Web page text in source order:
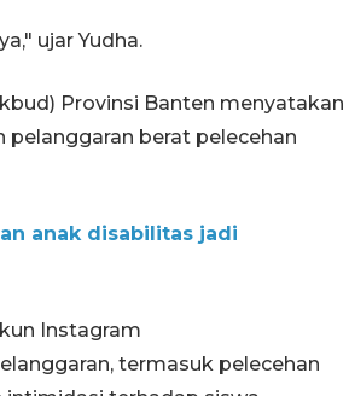
ujar Yudha.
Provinsi Banten menyatakan
berat pelecehan
anak disabilitas jadi
Instagram
termasuk pelecehan